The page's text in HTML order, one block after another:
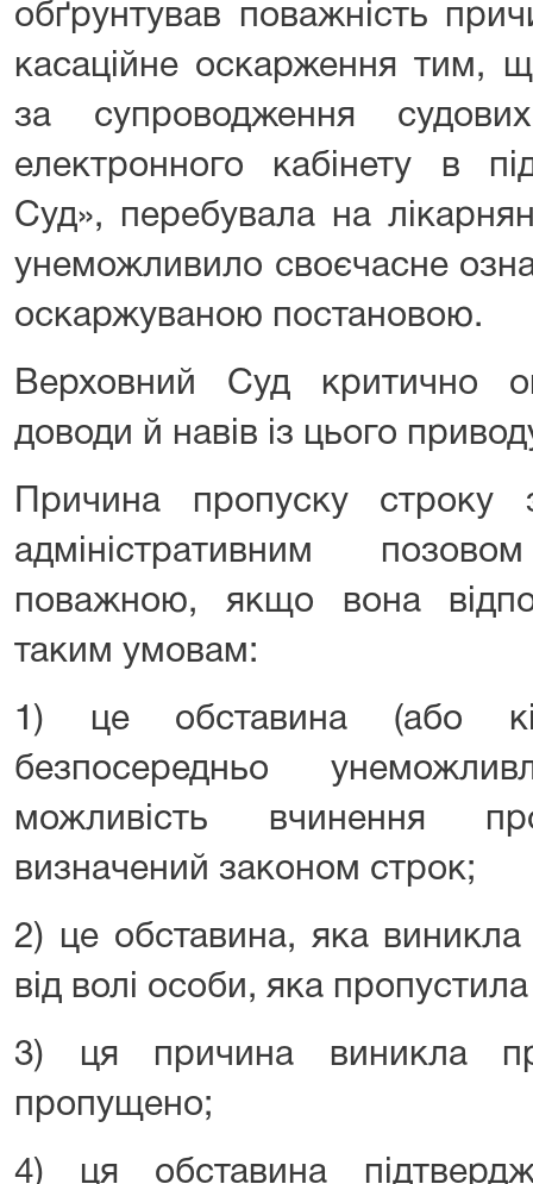
обґрунтував поважність
касаційне оскарження тим,
за супроводження
електронного кабінету в
Суд», перебувала на
унеможливило своєчасне
оскаржуваною постановою.
Верховний Суд критично
доводи й навів із цього
Причина пропуску
адміністративним
поважною, якщо вона
таким умовам:
1) це обставина (або
безпосередньо
можливість вчинення
визначений законом строк;
2) це обставина, яка виникла
від волі особи, яка
3) ця причина виникла
пропущено;
4) ця обставина